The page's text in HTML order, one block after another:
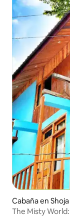
Cabaña en Shoja
The Misty